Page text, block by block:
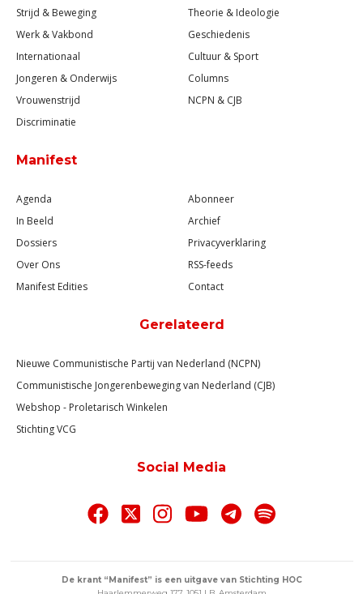
Strijd & Beweging
Werk & Vakbond
Internationaal
Jongeren & Onderwijs
Vrouwenstrijd
Discriminatie
Theorie & Ideologie
Geschiedenis
Cultuur & Sport
Columns
NCPN & CJB
Manifest
Agenda
In Beeld
Dossiers
Over Ons
Manifest Edities
Abonneer
Archief
Privacyverklaring
RSS-feeds
Contact
Gerelateerd
Nieuwe Communistische Partij van Nederland (NCPN)
Communistische Jongerenbeweging van Nederland (CJB)
Webshop - Proletarisch Winkelen
Stichting VCG
Social Media
De krant “Manifest” is een uitgave van Stichting HOC